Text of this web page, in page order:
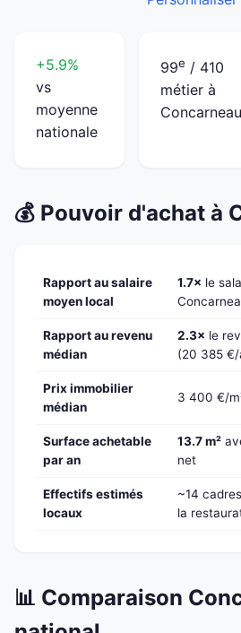
+5.9%
vs
moyenne
nationale
99e / 410
métier à
Concarneau
💰 Pouvoir d'achat à
Rapport au salaire
moyen local
1.7× le
Rapport au revenu
médian
2.3× le
(20 385 €/
Prix immobilier
médian
3 400 €/
Surface achetable
par an
13.7 m²
net
Effectifs estimés
locaux
~14
la
📊 Comparaison